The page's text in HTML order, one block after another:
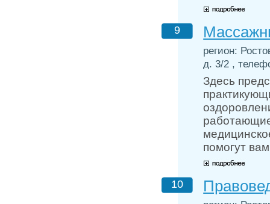
9
регион:
д. 3/2 ,
Здесь
помогут
10